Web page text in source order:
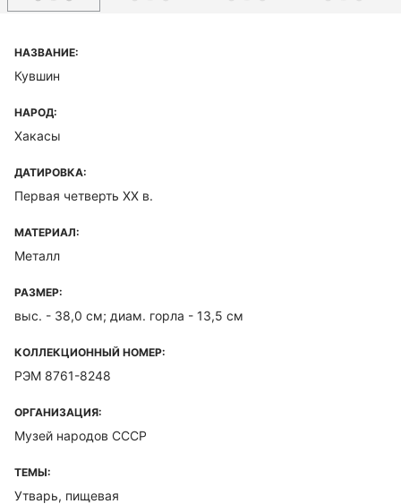
НАЗВАНИЕ:
Кувшин
НАРОД:
Хакасы
ДАТИРОВКА:
Первая четверть ХХ в.
МАТЕРИАЛ:
Металл
РАЗМЕР:
выс. - 38,0 см; диам. горла - 13,5 см
КОЛЛЕКЦИОННЫЙ НОМЕР:
РЭМ 8761-8248
ОРГАНИЗАЦИЯ:
Музей народов СССР
ТЕМЫ:
Утварь, пищевая